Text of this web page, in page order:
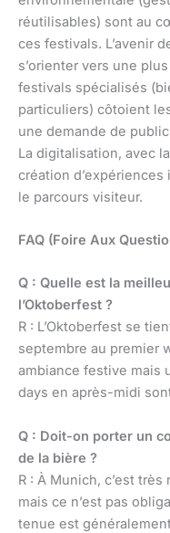
réutilisables) sont au
ces festivals. L’avenir
s’orienter vers une
festivals spécialisés
particuliers) côtoient
une demande de
La digitalisation, avec
création
le parcours visiteur.
FAQ (Foire Aux
Q : Quelle est la
l’Oktoberfest ?
R : L’Oktoberfest se
septembre au premier
ambiance festive mais
days en après-midi
Q : Doit-on porter un
de la bière ?
R : À Munich, c’est
mais ce n’est pas
tenue est